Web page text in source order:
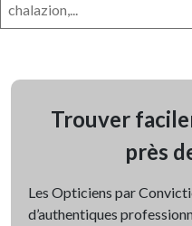
chalazion,...
Trouver
près
Les Opticiens par
d’authentiques